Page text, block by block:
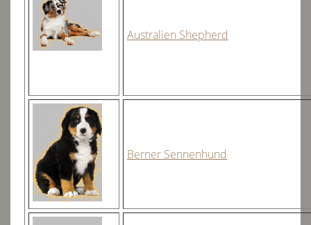
Formulare & Vordrucke
Ausstellungen & Meldeformulare
Zertifizierung
Züchter
Deckrüden
Links
Australien Shepherd
Berner Sennenhund